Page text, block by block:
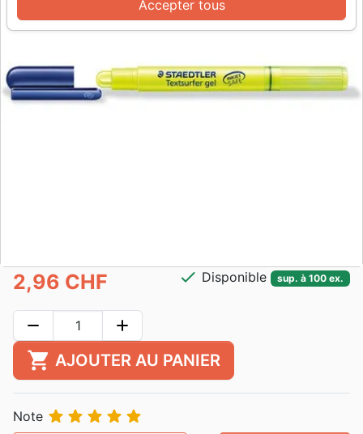
2,96 CHF check Disponible sup. à 100 ex.
remove add
shopping_cart AJOUTER AU PANIER
Note     
Accepter tous